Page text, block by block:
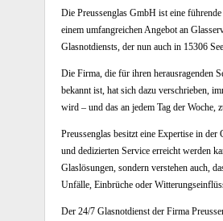
Die Preussenglas GmbH ist eine
einem umfangreichen Angebot an
Glasnotdiensts, der nun auch in 15306
Die Firma, die für ihren herausragenden
bekannt ist, hat sich dazu verschrieben,
wird – und das an jedem Tag der Woche,
Preussenglas besitzt eine Expertise in
und dedizierten Service erreicht werden
Glaslösungen, sondern verstehen auch,
Unfälle, Einbrüche oder
Der 24/7 Glasnotdienst der Firma